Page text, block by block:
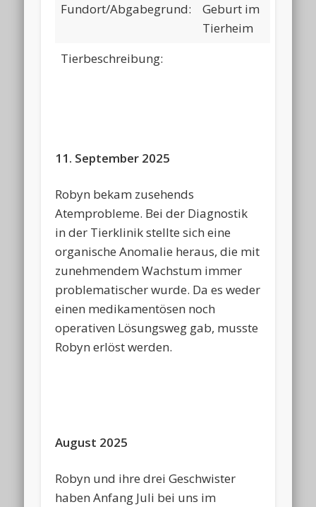
Fundort/Abgabegrund:
Geburt im
Tierheim
Tierbeschreibung:
11. September 2025
Robyn bekam zusehends
Atemprobleme. Bei der Diagnostik
in der Tierklinik stellte sich eine
organische Anomalie heraus, die mit
zunehmendem Wachstum immer
problematischer wurde. Da es weder
einen medikamentösen noch
operativen Lösungsweg gab, musste
Robyn erlöst werden.
August 2025
Robyn und ihre drei Geschwister
haben Anfang Juli bei uns im